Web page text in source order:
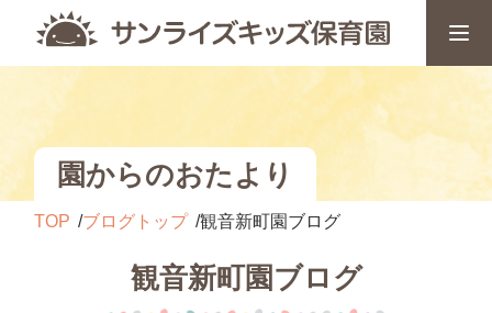
園からのおたより
TOP ブログトップ 観音新町園ブログ
観音新町園ブログ